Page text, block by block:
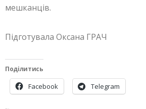
мешканців.
Підготувала Оксана ГРАЧ
Поділитись
Facebook Telegram